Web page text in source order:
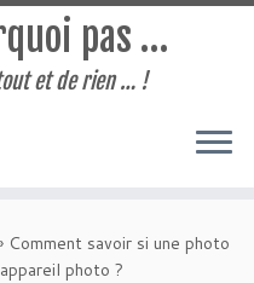
pas …
et de rien … !
Comment savoir si une photo
photo ?